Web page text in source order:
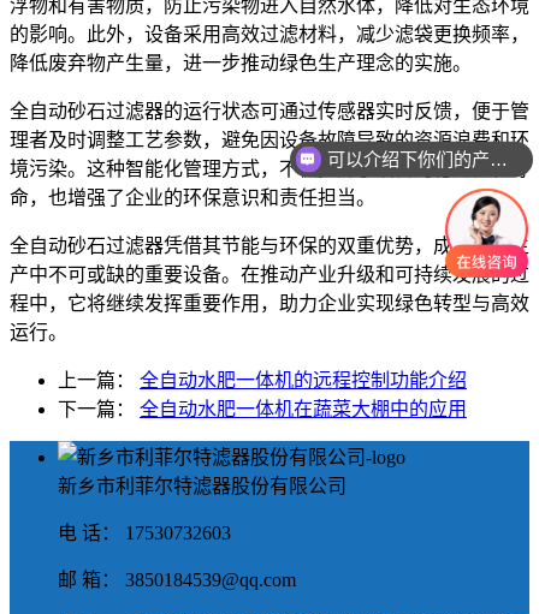
浮物和有害物质，防止污染物进入自然水体，降低对生态环境
的影响。此外，设备采用高效过滤材料，减少滤袋更换频率，
降低废弃物产生量，进一步推动绿色生产理念的实施。
全自动砂石过滤器的运行状态可通过传感器实时反馈，便于管
理者及时调整工艺参数，避免因设备故障导致的资源浪费和环
境污染。这种智能化管理方式，不仅提升了设备的稳定性和寿
命，也增强了企业的环保意识和责任担当。
全自动砂石过滤器凭借其节能与环保的双重优势，成为工业生
产中不可或缺的重要设备。在推动产业升级和可持续发展的过
程中，它将继续发挥重要作用，助力企业实现绿色转型与高效
运行。
上一篇： 全自动水肥一体机的远程控制功能介绍
下一篇： 全自动水肥一体机在蔬菜大棚中的应用
新乡市利菲尔特滤器股份有限公司
电 话： 17530732603
邮 箱： 3850184539@qq.com
可以介绍下你们的产品么